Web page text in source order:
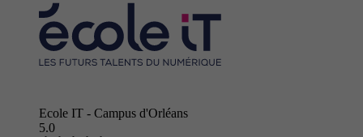
Ecole IT - Campus d'Orléans
5.0